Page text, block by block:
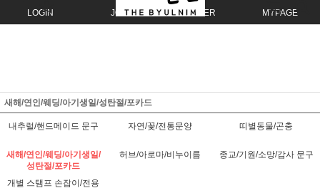
LOGIN JOIN ORDER MYPAGE
새해/연인/웨딩/아기생일/성탄절/포카드
내추럴/핸드메이드 문구 자연/꽃/전통문양 띠별동물/곤충
새해/연인/웨딩/아기생일/
성탄절/포카드
허브/아로마/비누이름 종교/기원/소망/감사 문구
개별 스탬프 손잡이/전용